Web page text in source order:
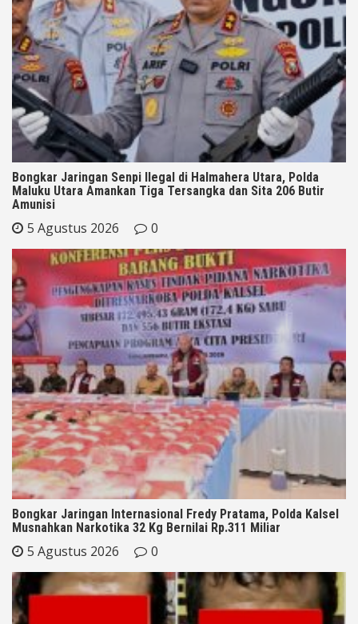
Bongkar Jaringan Senpi Ilegal di Halmahera Utara, Polda
Maluku Utara Amankan Tiga Tersangka dan Sita 206 Butir
Amunisi
5 Agustus 2026 0
Bongkar Jaringan Internasional Fredy Pratama, Polda Kalsel
Musnahkan Narkotika 32 Kg Bernilai Rp.311 Miliar
5 Agustus 2026 0